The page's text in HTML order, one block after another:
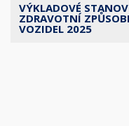
VÝKLADOVÉ
ZDRAVOTNÍ
VOZIDEL 2025